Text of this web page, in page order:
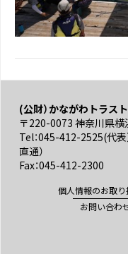
(公財）かながわトラス
〒220-0073 神奈川県
Tel：045-412-2525(代
直通）
Fax：045-412-2300
個人情報のお取
お問い合わ